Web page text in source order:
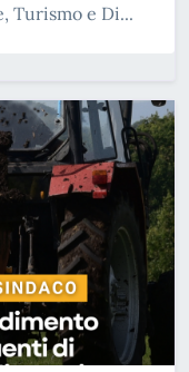
Turismo e Di...